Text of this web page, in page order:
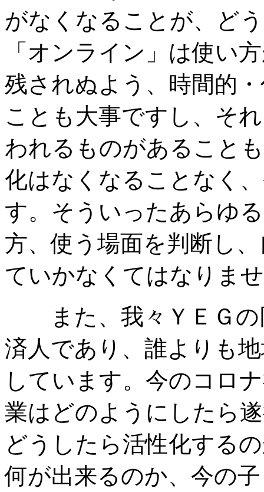
がなくなることが、ど
「オンライン」は使い
残されぬよう、時間的
ことも大事ですし、そ
われるものがあること
化はなくなることなく
す。そういったあらゆ
方、使う場面を判断し
ていかなくてはなりま
また、我々ＹＥＧの
済人であり、誰よりも
しています。今のコロ
業はどのようにしたら
どうしたら活性化する
何が出来るのか、今の